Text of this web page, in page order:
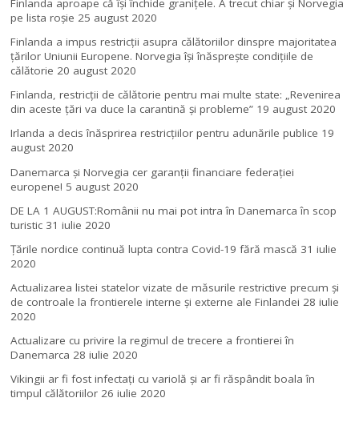
Finlanda aproape că își închide granițele. A trecut chiar și Norvegia
pe lista roșie 25 august 2020
Finlanda a impus restricţii asupra călătoriilor dinspre majoritatea
ţărilor Uniunii Europene. Norvegia își înăsprește condițiile de
călătorie 20 august 2020
Finlanda, restricţii de călătorie pentru mai multe state: „Revenirea
din aceste ţări va duce la carantină şi probleme” 19 august 2020
Irlanda a decis înăsprirea restricțiilor pentru adunările publice 19
august 2020
Danemarca și Norvegia cer garanții financiare federației
europene! 5 august 2020
DE LA 1 AUGUST:Românii nu mai pot intra în Danemarca în scop
turistic 31 iulie 2020
Țările nordice continuă lupta contra Covid-19 fără mască 31 iulie
2020
Actualizarea listei statelor vizate de măsurile restrictive precum și
de controale la frontierele interne și externe ale Finlandei 28 iulie
2020
Actualizare cu privire la regimul de trecere a frontierei în
Danemarca 28 iulie 2020
Vikingii ar fi fost infectaţi cu variolă şi ar fi răspândit boala în
timpul călătoriilor 26 iulie 2020